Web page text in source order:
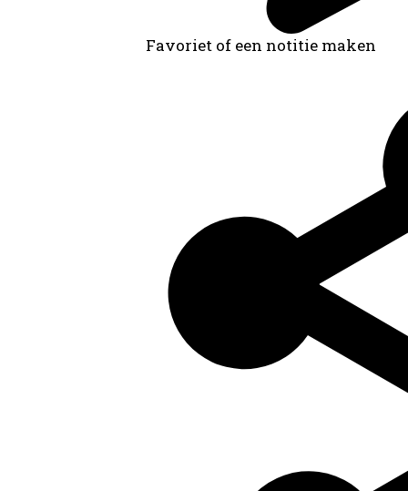
Favoriet of een notitie maken